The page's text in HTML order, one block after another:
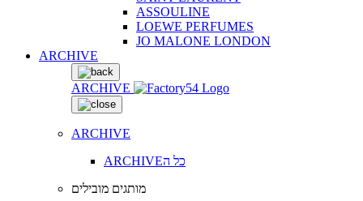
ASSOULINE
LOEWE PERFUMES
JO MALONE LONDON
ARCHIVE
ARCHIVE
ARCHIVE
ARCHIVEכל ה
מותגים מובילים